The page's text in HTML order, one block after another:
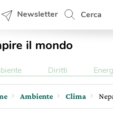
Newsletter Cerca
il mondo
Diritti
Ambiente Clima